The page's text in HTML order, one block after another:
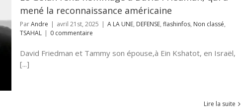
mené la reconnaissance américaine
ParAndre | avril 21st, 2025 | A LA UNE, DEFENSE, flashinfos, Non classé,
TSAHAL | 0 commentaire
David Friedman et Tammy son épouse,à Ein Kshatot, en Israël,
[...]
Lire la suite